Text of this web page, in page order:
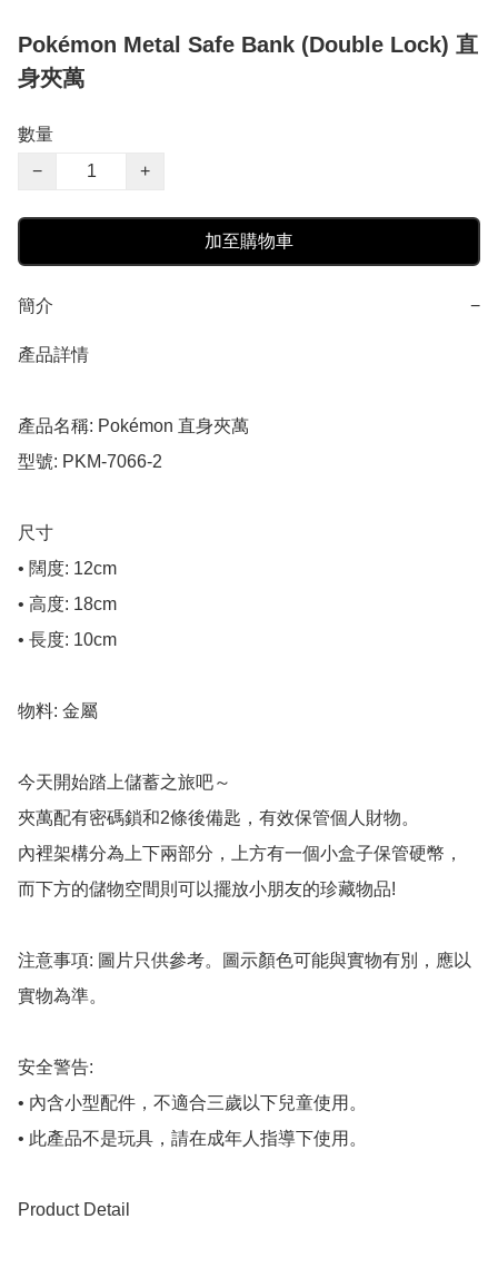
Pokémon Metal Safe Bank (Double Lock) 直
身夾萬
數量
−
+
加至購物車
簡介 −
產品詳情
產品名稱: Pokémon 直身夾萬
型號: PKM-7066-2
尺寸
• 闊度: 12cm
• 高度: 18cm
• 長度: 10cm
物料: 金屬
今天開始踏上儲蓄之旅吧～
夾萬配有密碼鎖和2條後備匙，有效保管個人財物。
內裡架構分為上下兩部分，上方有一個小盒子保管硬幣，
而下方的儲物空間則可以擺放小朋友的珍藏物品!
注意事項: 圖片只供參考。圖示顏色可能與實物有別，應以
實物為準。
安全警告:
• 內含小型配件，不適合三歲以下兒童使用。
• 此產品不是玩具，請在成年人指導下使用。
Product Detail